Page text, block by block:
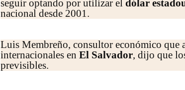
seguir optando por utilizar el dólar
nacional desde 2001.
Luis Membreño, consultor económico que
internacionales en El Salvador, dijo que
previsibles.